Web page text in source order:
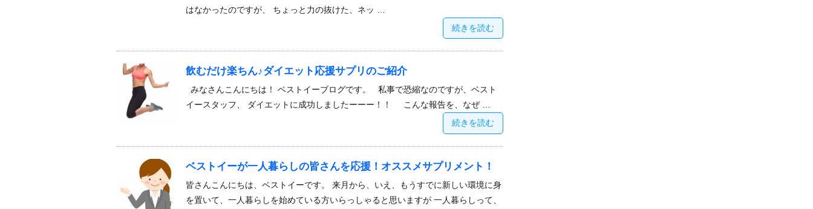
はなかったのですが、 ちょっと力の抜けた、ネッ …
続きを読む
飲むだけ楽ちん♪ダイエット応援サプリのご紹介
みなさんこんにちは！ ベストイーブログです。 私事で恐縮なのですが、ベスト
イースタッフ、 ダイエットに成功しましたーーー！！ こんな報告を、なぜ …
続きを読む
ベストイーが一人暮らしの皆さんを応援！オススメサプリメント！
皆さんこんにちは、ベストイーです。 来月から、いえ、もうすでに新しい環境に身
を置いて、一人暮らしを始めている方いらっしゃると思いますが 一人暮らしって、